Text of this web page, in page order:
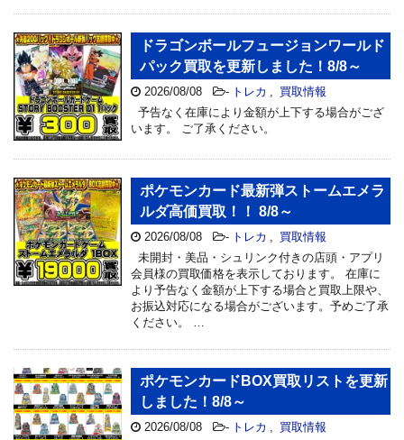
ドラゴンボールフュージョンワールド
パック買取を更新しました！8/8～
2026/08/08 - トレカ , 買取情報
予告なく在庫により金額が上下する場合がござ
います。 ご了承ください。
ポケモンカード最新弾ストームエメラ
ルダ高価買取！！ 8/8～
2026/08/08 - トレカ , 買取情報
未開封・美品・シュリンク付きの店頭・アプリ
会員様の買取価格を表示しております。 在庫に
より予告なく金額が上下する場合と買取上限や、
お振込対応になる場合がございます。予めご了承
ください。 …
ポケモンカードBOX買取リストを更新
しました！8/8～
2026/08/08 - トレカ , 買取情報